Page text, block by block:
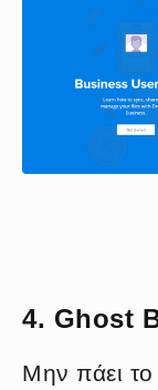
4. Ghost
Μην πάει